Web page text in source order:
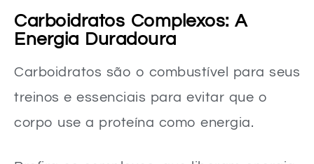
Carboidratos Complexos: A
Energia Duradoura
Carboidratos são o combustível para seus
treinos e essenciais para evitar que o
corpo use a proteína como energia.